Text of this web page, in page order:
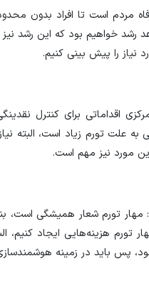
مردم است تا افراد بدون
رشد خواهیم بود که این رشد نیز
نیاز را پیش بینی کنیم.
اقداماتی برای کنترل
علت تورم زیاد است، البته
مورد نیز مهم است.
تورم شعار همیشگی است،
تورم هزینه‌هایی ایجاد
پس باید در زمینه